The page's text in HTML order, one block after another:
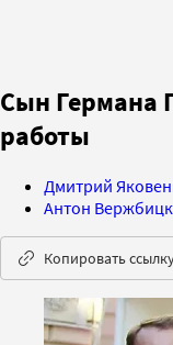
Сын Германа
работы
Дмитрий
Антон
Копировать